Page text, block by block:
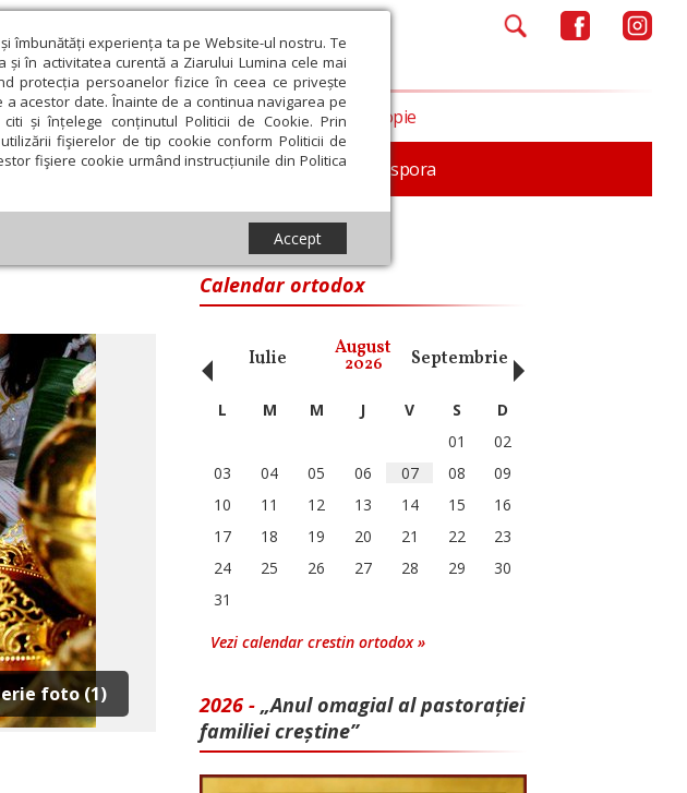
îmbunătăți experiența ta pe Website-ul nostru. Te
în activitatea curentă a Ziarului Lumina cele mai
protecția persoanelor fizice în ceea ce privește
acestor date. Înainte de a continua navigarea pe
și înțelege conținutul Politicii de Cookie. Prin
fişierelor de tip cookie conform Politicii de
fişiere cookie urmând instrucțiunile din Politica
Accept
Documentar In memoriam Diaspora
Cultură Societate Opinii Filantropie
foto (1)
Calendar ortodox
Mai Iulie August
2026 Septembrie Octombrie
‹ L M M J V S
D
01
02
03
04 05 06 07 08
09
10
11 12 13 14 15
16
17
18 19 20 21 22
23
24
25 26 27 28 29
30
31
Vezi calendar crestin ortodox »
2026 - „Anul omagial al pastorației
familiei creștine”